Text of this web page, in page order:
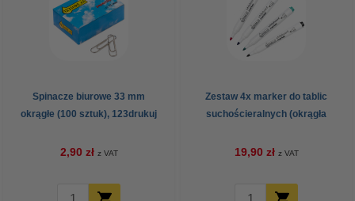
Spinacze biurowe 33 mm
okrągłe (100 sztuk), 123drukuj
2,90 zł z VAT
Zestaw 4x marker do tablic
suchościeralnych (okrągła
19,90 zł z VAT